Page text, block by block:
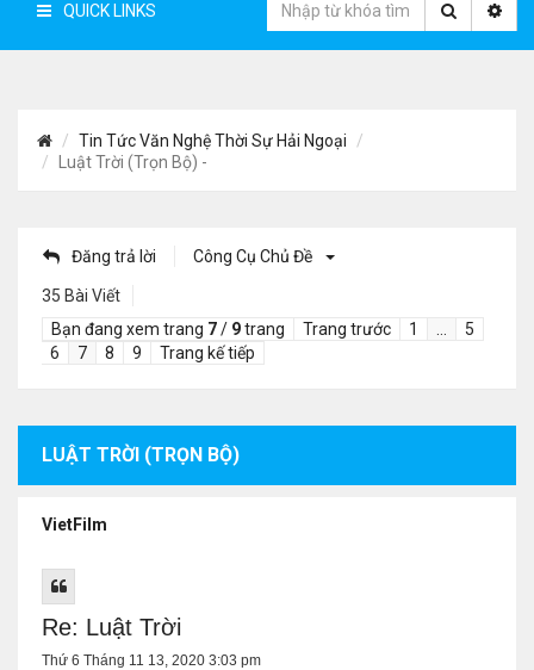
QUICK LINKS
Tin Tức Văn Nghệ Thời Sự Hải Ngoại
Luật Trời (Trọn Bộ) -
Đăng trả lời Công Cụ Chủ Đề
35 Bài Viết
Bạn đang xem trang 7/ 9trang Trang trước 1
5
6
7 8 9 Trang kế tiếp
LUẬT TRỜI (TRỌN BỘ)
VietFilm
Re: Luật Trời
Thứ 6 Tháng 11 13, 2020 3:03 pm